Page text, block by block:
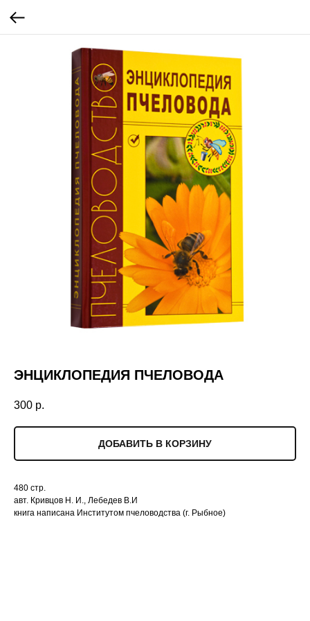
ЭНЦИКЛОПЕДИЯ ПЧЕЛОВОДА
300 р.
ДОБАВИТЬ В КОРЗИНУ
480 стр.
авт. Кривцов Н. И., Лебедев В.И
книга написана Институтом пчеловодства (г. Рыбное)